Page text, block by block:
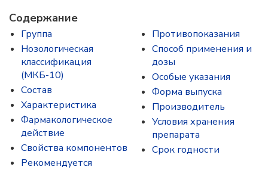
Содержание
Группа
Нозологическая
классификация
(МКБ-10)
Состав
Характеристика
Фармакологическое
действие
Свойства компонентов
Рекомендуется
Противопоказания
Способ применения и
дозы
Особые указания
Форма выпуска
Производитель
Условия хранения
препарата
Срок годности